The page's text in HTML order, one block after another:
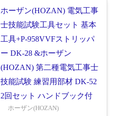
ホーザン(HOZAN) 電気工事
士技能試験工具セット 基本
工具+P-958VVFストリッパ
ー DK-28 &ホーザン
(HOZAN) 第二種電気工事士
技能試験 練習用部材 DK-52
2回セット ハンドブック付
ホーザン(HOZAN)